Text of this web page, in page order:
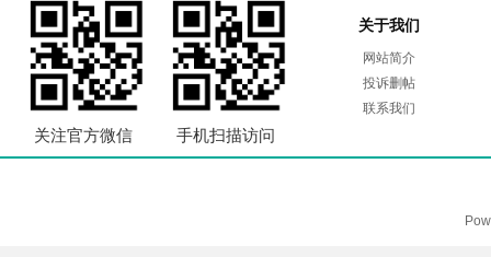
关注官方微信 手机扫描访问
关于我们
网站简介
投诉删帖
联系我们